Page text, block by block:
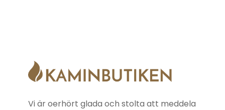
Vi är oerhört glada och stolta att meddela